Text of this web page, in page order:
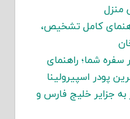
منزل
کامل تشخیص،
سفره شما؛ راهنمای
پودر اسپیرولینا
به جزایر خلیج فارس و